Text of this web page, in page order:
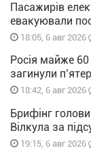
Пасажирів
евакуювали
18:05, 6 авг 2026
Росія майже
загинули
18:42, 6 авг 2026
Брифінг
Вілкула за
19:15, 6 авг 2026